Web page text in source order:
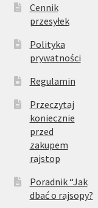
Cennik
przesyłek
Polityka
prywatności
Regulamin
Przeczytaj
koniecznie
przed
zakupem
rajstop
Poradnik “Jak
dbać o rajsopy?